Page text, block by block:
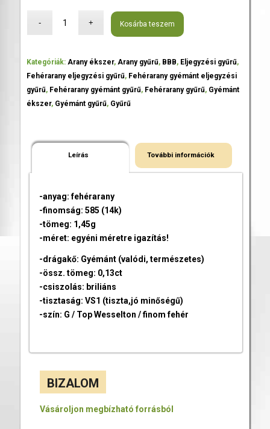
Kosárba teszem
Kategóriák: Arany ékszer, Arany gyűrű, BBB, Eljegyzési gyűrű,
Fehérarany eljegyzési gyűrű, Fehérarany gyémánt eljegyzési
gyűrű, Fehérarany gyémánt gyűrű, Fehérarany gyűrű, Gyémánt
ékszer, Gyémánt gyűrű, Gyűrű
Leírás További információk
-anyag: fehérarany
-finomság: 585 (14k)
-tömeg: 1,45g
-méret: egyéni méretre igazítás!
-drágakő: Gyémánt (valódi, természetes)
-össz. tömeg: 0,13ct
-csiszolás: briliáns
-tisztaság: VS1 (tiszta,jó minőségű)
-szín: G / Top Wesselton / finom fehér
BIZALOM
Vásároljon megbízható forrásból